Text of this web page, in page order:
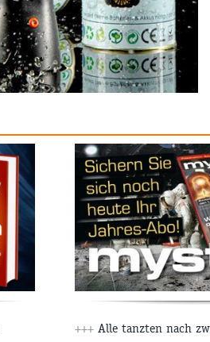
+++ Alle tanzten nach